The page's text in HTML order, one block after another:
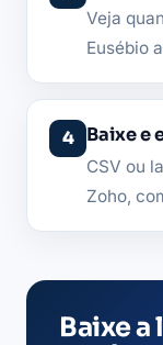
Veja
Eusébio
Baixe e
CSV ou
Zoho,
Baixe a